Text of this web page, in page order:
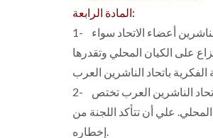
المادة الرابعة:
1- الفصل فيما يحال إليها من الرئيس أو الأمين العام من شكاوى تتعلق بمنازعات بين الناشرين أعضاء الاتحاد سواء
على الكيان المحلي وتقدرها
2- إذا كان أحد طرفي الشكوى عضواً في اتحاد الناشرين العرب والطرف الآخر غير عضو باتحاد الناشرين العرب تختص
علي أن تتأكد اللجنة من
إخطاره.